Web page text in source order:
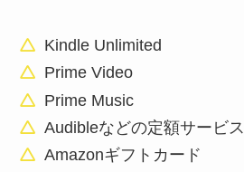
Kindle Unlimited
Prime Video
Prime Music
Audibleなどの定額サービス
Amazonギフトカード